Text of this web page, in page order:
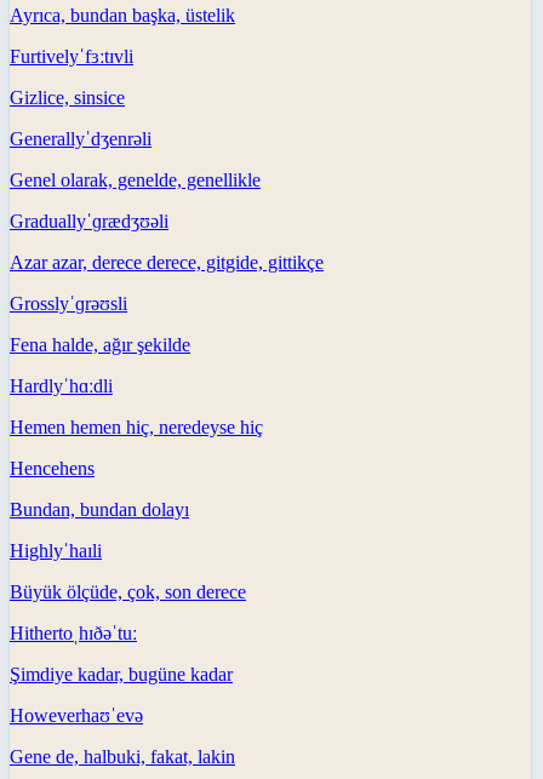
Ayrıca, bundan başka, üstelik
Furtivelyˈfɜːtɪvli
Gizlice, sinsice
Generallyˈdʒenrəli
Genel olarak, genelde, genellikle
Graduallyˈɡrædʒʊəli
Azar azar, derece derece, gitgide, gittikçe
Grosslyˈɡrəʊsli
Fena halde, ağır şekilde
Hardlyˈhɑːdli
Hemen hemen hiç, neredeyse hiç
Hencehens
Bundan, bundan dolayı
Highlyˈhaɪli
Büyük ölçüde, çok, son derece
Hitherto ˌhɪðəˈtuː
Şimdiye kadar, bugüne kadar
Howeverhaʊˈevə
Gene de, halbuki, fakat, lakin